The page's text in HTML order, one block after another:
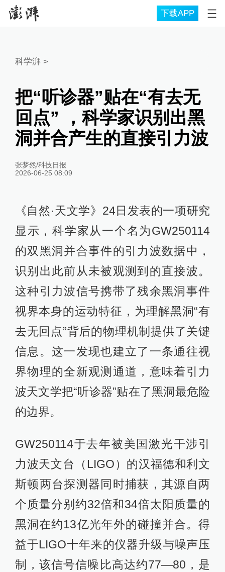
下载APP
科学湃 >
把“听诊器”贴在“有去无
回点” ，科学家识别出黑
洞并合产生的直接引力波
张梦然/科技日报
2026-06-25 08:09
《自然·天文学》24日发表的一项研究
显示，科学家从一个名为GW250114
的双黑洞并合事件的引力波数据中，
识别出此前从未被观测到的直接波。
这种引力波信号携带了残余黑洞事件
视界本身的运动特征，为理解黑洞“有
去无回点”背后的物理机制提供了关键
信息。这一发现也建立了一条通往视
界物理的全新观测通道，意味着引力
波天文学把“听诊器”贴在了黑洞最危险
的边界。
GW250114于去年被美国激光干涉引
力波天文台（LIGO）的汉福德和利文
斯顿两台探测器同时捕获，其源自两
个质量分别约32倍和34倍太阳质量的
黑洞在约13亿光年外的碰撞并合。得
益于LIGO十年来的仪器升级与噪声压
制，该信号信噪比高达约77—80，是